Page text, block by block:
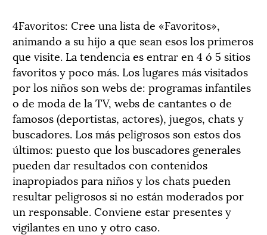
4Favoritos: Cree una lista de «Favoritos»,
animando a su hijo a que sean esos los primeros
que visite. La tendencia es entrar en 4 ó 5 sitios
favoritos y poco más. Los lugares más visitados
por los niños son webs de: programas infantiles
o de moda de la TV, webs de cantantes o de
famosos (deportistas, actores), juegos, chats y
buscadores. Los más peligrosos son estos dos
últimos: puesto que los buscadores generales
pueden dar resultados con contenidos
inapropiados para niños y los chats pueden
resultar peligrosos si no están moderados por
un responsable. Conviene estar presentes y
vigilantes en uno y otro caso.